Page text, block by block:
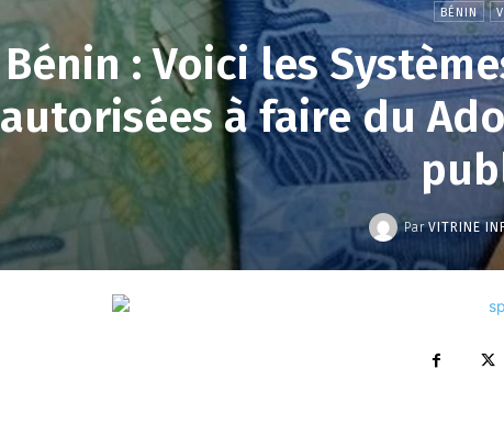
BÉNIN
Bénin : Voici les
autorisées à faire du
Par VITRINE